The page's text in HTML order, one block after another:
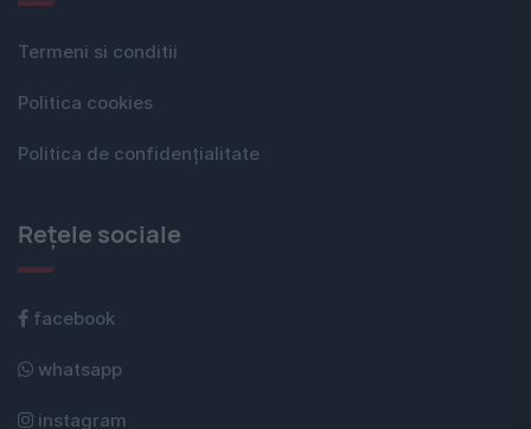
Termeni si conditii
Politica cookies
Politica de confidențialitate
Rețele sociale
facebook
whatsapp
instagram